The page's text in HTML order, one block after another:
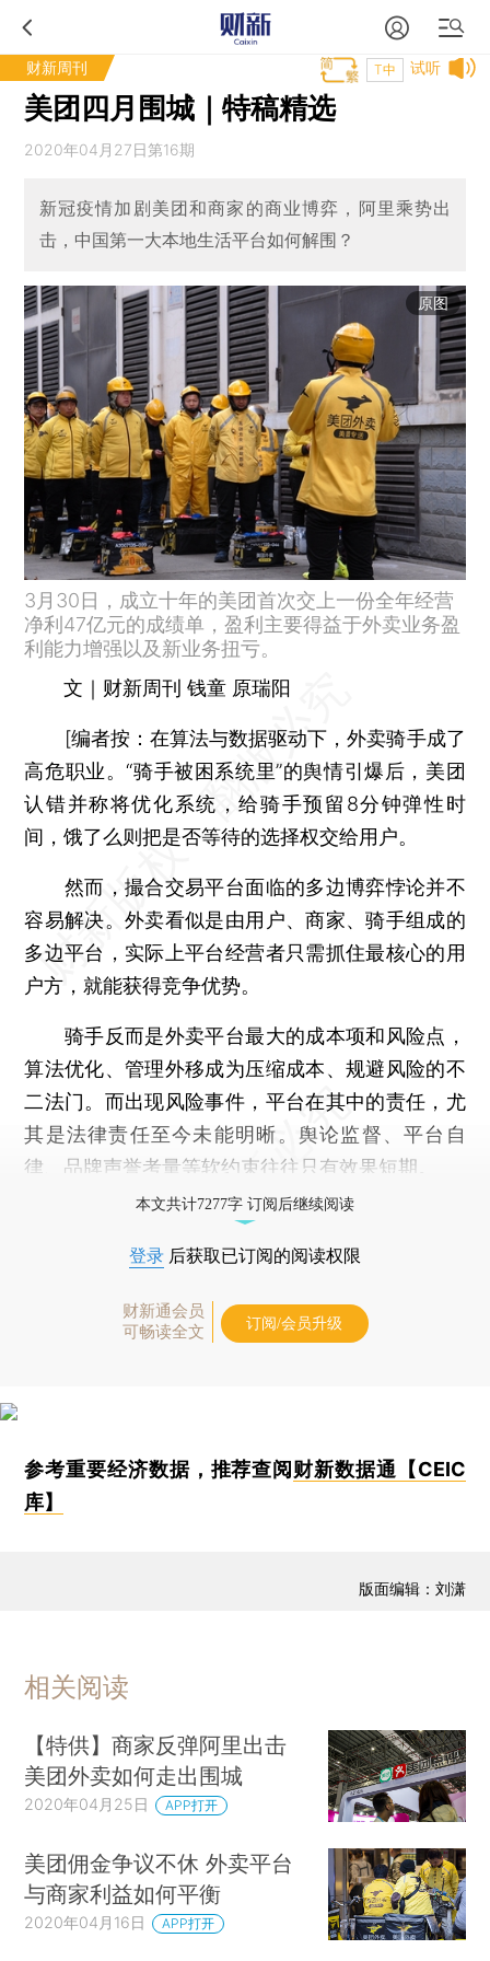
财新周刊 试听
T中
美团四月围城｜特稿精选
2020年04月27日第16期
新冠疫情加剧美团和商家的商业博弈，阿里乘势出
击，中国第一大本地生活平台如何解围？
原图
3月30日，成立十年的美团首次交上一份全年经营
净利47亿元的成绩单，盈利主要得益于外卖业务盈
利能力增强以及新业务扭亏。
文｜财新周刊 钱童 原瑞阳
[编者按： 在算法与数据驱动下，外卖骑手成了
高危职业。“骑手被困系统里”的舆情引爆后，美团
认错并称将优化系统，给骑手预留8分钟弹性时
间，饿了么则把是否等待的选择权交给用户。
然而，撮合交易平台面临的多边博弈悖论并不
容易解决。外卖看似是由用户、商家、骑手组成的
多边平台，实际上平台经营者只需抓住最核心的用
户方，就能获得竞争优势。
骑手反而是外卖平台最大的成本项和风险点，
算法优化、管理外移成为压缩成本、规避风险的不
二法门。而出现风险事件，平台在其中的责任，尤
其是法律责任至今未能明晰。舆论监督、平台自
律、品牌声誉考量等软约束往往只有效果短期。
本文共计7277字 订阅后继续阅读
登录 后获取已订阅的阅读权限
财新通会员
可畅读全文
订阅/会员升级
参考重要经济数据，推荐查阅财新数据通【CEIC
库】
版面编辑：刘潇
相关阅读
【特供】商家反弹阿里出击
美团外卖如何走出围城
2020年04月25日 APP打开
美团佣金争议不休 外卖平台
与商家利益如何平衡
2020年04月16日 APP打开